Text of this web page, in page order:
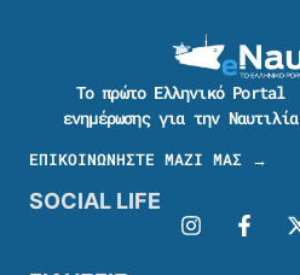
Το πρώτο Ελληνικό Portal
ενημέρωσης για την Ναυτιλία
ΕΠΙΚΟΙΝΩΝΗΣΤΕ ΜΑΖΙ ΜΑΣ →
SOCIAL LIFE